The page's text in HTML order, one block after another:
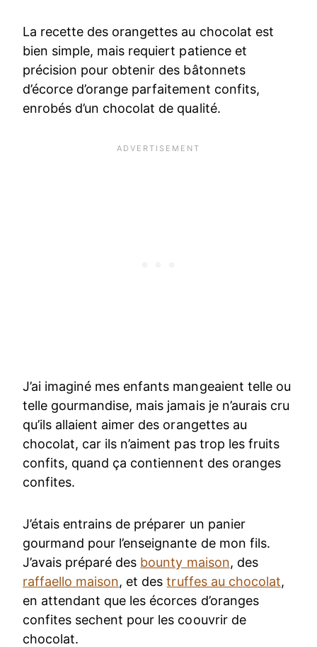
La recette des orangettes au chocolat est
bien simple, mais requiert patience et
précision pour obtenir des bâtonnets
d’écorce d’orange parfaitement confits,
enrobés d’un chocolat de qualité.
J’ai imaginé mes enfants mangeaient telle ou
telle gourmandise, mais jamais je n’aurais cru
qu’ils allaient aimer des orangettes au
chocolat, car ils n’aiment pas trop les fruits
confits, quand ça contiennent des oranges
confites.
J’étais entrains de préparer un panier
gourmand pour l’enseignante de mon fils.
J’avais préparé des bounty maison, des
raffaello maison, et destruffes au chocolat,
en attendant que les écorces d’oranges
confites sechent pour les coouvrir de
chocolat.